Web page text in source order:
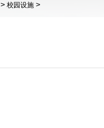
>校园设施 >